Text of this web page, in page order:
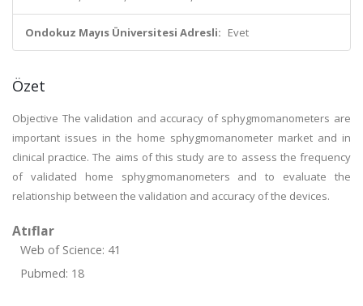
Ondokuz Mayıs Üniversitesi Adresli: Evet
Özet
Objective The validation and accuracy of sphygmomanometers are
important issues in the home sphygmomanometer market and in
clinical practice. The aims of this study are to assess the frequency
of validated home sphygmomanometers and to evaluate the
relationship between the validation and accuracy of the devices.
Atıflar
Web of Science: 41
Pubmed: 18